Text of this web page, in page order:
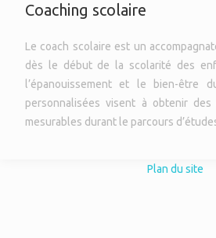
Coaching scolaire
Le coach scolaire est un
dès le début de la scolarité des
l’épanouissement et le bien-être
personnalisées visent à obtenir
mesurables durant le parcours
Plan du site